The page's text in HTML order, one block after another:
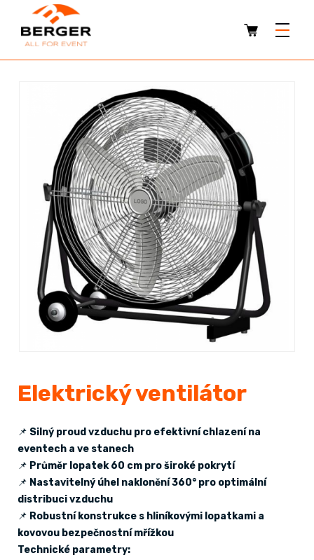
Elektrický ventilátor
📌 Silný proud vzduchu pro efektivní chlazení na
eventech a ve stanech
📌 Průměr lopatek 60 cm pro široké pokrytí
📌 Nastavitelný úhel naklonění 360° pro optimální
distribuci vzduchu
📌 Robustní konstrukce s hliníkovými lopatkami a
kovovou bezpečnostní mřížkou
Technické parametry: